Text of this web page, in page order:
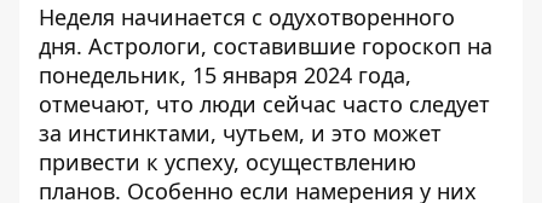
Неделя начинается с одухотворенного
дня. Астрологи, составившие гороскоп на
понедельник, 15 января 2024 года,
отмечают, что люди сейчас часто следует
за инстинктами, чутьем, и это может
привести к успеху, осуществлению
планов. Особенно если намерения у них